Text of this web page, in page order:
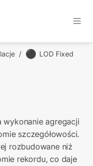
/ ⚫ LOD Fixed
wykonanie agregacji
szczegółowości.
rozbudowane niż
rekordu, co daje